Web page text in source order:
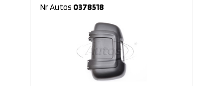
Nr Autos 0378518